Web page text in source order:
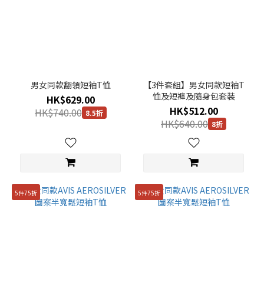
男女同款翻領短袖T恤
HK$629.00
HK$740.00 8.5折
【3件套組】男女同款短袖T
恤及短褲及隨身包套裝
HK$512.00
HK$640.00 8折
5件75折 5件75折